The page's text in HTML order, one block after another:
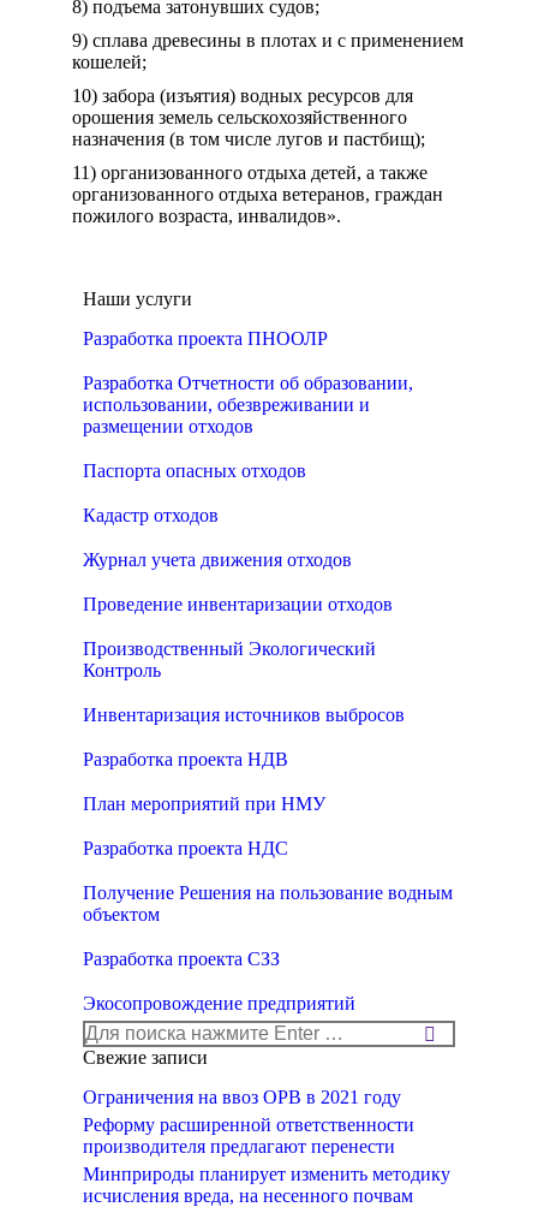
8) подъема затонувших судов;
9) сплава древесины в плотах и с применением
кошелей;
10) забора (изъятия) водных ресурсов для
орошения земель сельскохозяйственного
назначения (в том числе лугов и пастбищ);
11) организованного отдыха детей, а также
организованного отдыха ветеранов, граждан
пожилого возраста, инвалидов».
Наши услуги
Разработка проекта ПНООЛР
Разработка Отчетности об образовании,
использовании, обезвреживании и
размещении отходов
Паспорта опасных отходов
Кадастр отходов
Журнал учета движения отходов
Проведение инвентаризации отходов
Производственный Экологический
Контроль
Инвентаризация источников выбросов
Разработка проекта НДВ
План мероприятий при НМУ
Разработка проекта НДС
Получение Решения на пользование водным
объектом
Разработка проекта СЗЗ
Экосопровождение предприятий
Поиск:
Свежие записи
Ограничения на ввоз ОРВ в 2021 году
Реформу расширенной ответственности
производителя предлагают перенести
Минприроды планирует изменить методику
исчисления вреда, на несенного почвам